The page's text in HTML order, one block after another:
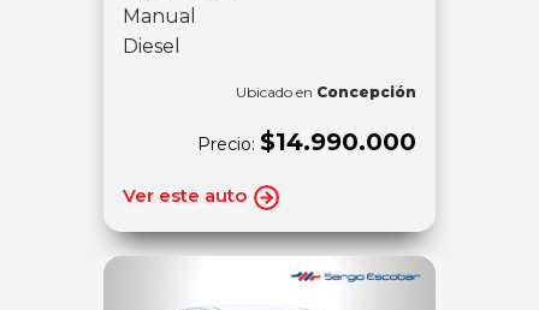
Manual
Diesel
Ubicado en Concepción
Precio: $14.990.000
Ver este auto